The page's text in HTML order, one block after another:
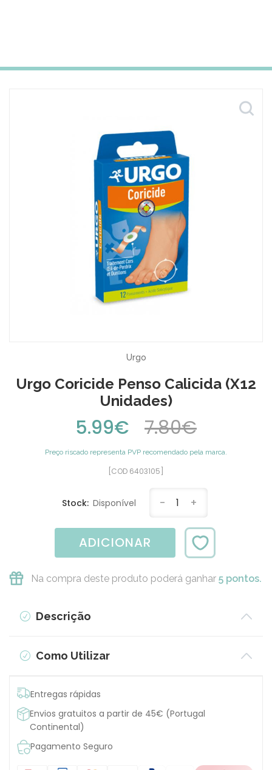
Urgo
Urgo Coricide Penso Calicida (x12
Unidades)
5.99€ 7.80€
Preço riscado representa PVP recomendado pela marca.
[COD 6403105]
Stock: Disponível - 1 +
ADICIONAR
Na compra deste produto poderá ganhar 5 pontos.
Descrição
Como Utilizar
Entregas rápidas
Envios gratuitos a partir de 45€ (Portugal
Continental)
Pagamento Seguro